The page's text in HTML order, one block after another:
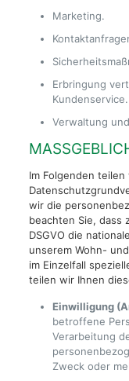
Marketing.
Erbringung
Kundenservice.
Verwaltung
Im Folgenden
wir die
beachten Sie, dass
DSGVO die
unserem Wohn-
im Einzelfall
teilen wir Ihnen
Einwilligung
betroffene
Verarbeitung
Zweck oder